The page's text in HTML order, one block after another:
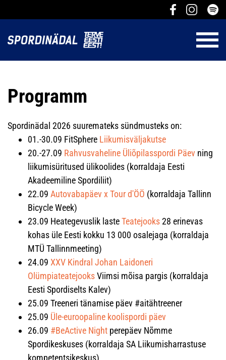
Programm
Spordinädal 2026 suuremateks sündmusteks on:
01.-30.09 FitSphere Liikumisväljakutse
20.-27.09 Rahvusvaheline Üliõpilasspordi Päev ning
liikumisüritused ülikoolides (korraldaja Eesti
Akadeemiline Spordiliit)
22.09 Autovabapäev x Tour d'ÖÖ (korraldaja Tallinn
Bicycle Week)
23.09 Heategevuslik lasteTeatejooks28 erinevas
kohas üle Eesti kokku 13 000 osalejaga (korraldaja
MTÜ Tallinnmeeting)
24.09 XXV Kindral Johan Laidoneri
OlümpiateatejooksViimsi mõisa pargis (korraldaja
Eesti Spordiselts Kalev)
25.09 Treeneri tänamise päev #aitähtreener
25.09 Üle-euroopaline koolispordi päev
26.09 #BeActive Night perepäev Nõmme
Spordikeskuses (korraldaja SA Liikumisharrastuse
kompetentsikeskus)